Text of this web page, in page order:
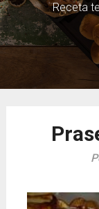
Receta